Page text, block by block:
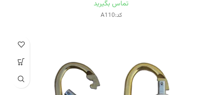
تماس بگیرید
کد:A110